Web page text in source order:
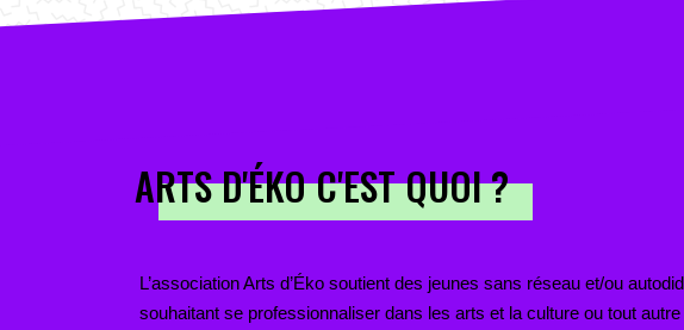
ARTS D'ÉKO C'EST QUOI ?
L’association Arts d’Éko soutient des jeunes sans réseau et/ou
souhaitant se professionnaliser dans les arts et la culture ou tout autre